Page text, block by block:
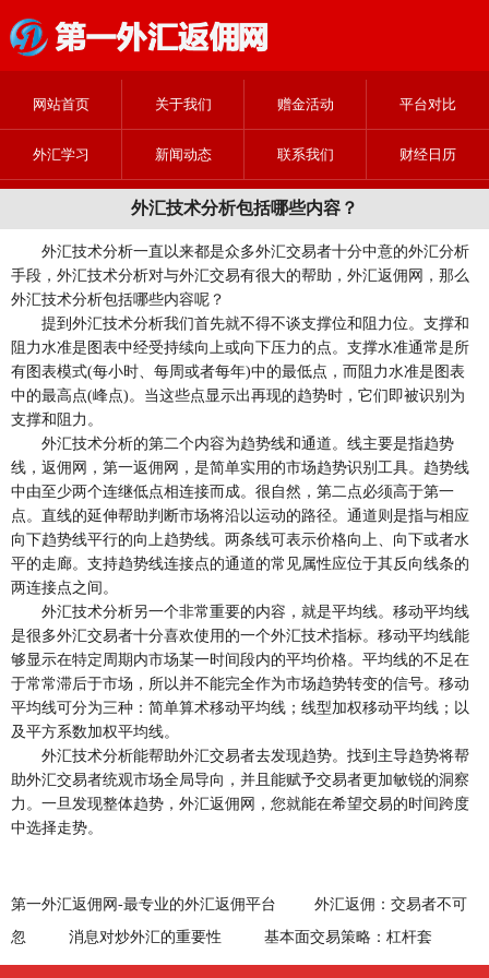
网站首页 关于我们 赠金活动 平台对比
外汇学习 新闻动态 联系我们 财经日历
外汇技术分析包括哪些内容？
外汇技术分析一直以来都是众多外汇交易者十分中意的外汇分析
手段，外汇技术分析对与外汇交易有很大的帮助，外汇返佣网，那么
外汇技术分析包括哪些内容呢？
提到外汇技术分析我们首先就不得不谈支撑位和阻力位。支撑和
阻力水准是图表中经受持续向上或向下压力的点。支撑水准通常是所
有图表模式(每小时、每周或者每年)中的最低点，而阻力水准是图表
中的最高点(峰点)。当这些点显示出再现的趋势时，它们即被识别为
支撑和阻力。
外汇技术分析的第二个内容为趋势线和通道。线主要是指趋势
线，返佣网，第一返佣网，是简单实用的市场趋势识别工具。趋势线
中由至少两个连继低点相连接而成。很自然，第二点必须高于第一
点。直线的延伸帮助判断市场将沿以运动的路径。通道则是指与相应
向下趋势线平行的向上趋势线。两条线可表示价格向上、向下或者水
平的走廊。支持趋势线连接点的通道的常见属性应位于其反向线条的
两连接点之间。
外汇技术分析另一个非常重要的内容，就是平均线。移动平均线
是很多外汇交易者十分喜欢使用的一个外汇技术指标。移动平均线能
够显示在特定周期内市场某一时间段内的平均价格。平均线的不足在
于常常滞后于市场，所以并不能完全作为市场趋势转变的信号。移动
平均线可分为三种：简单算术移动平均线；线型加权移动平均线；以
及平方系数加权平均线。
外汇技术分析能帮助外汇交易者去发现趋势。找到主导趋势将帮
助外汇交易者统观市场全局导向，并且能赋予交易者更加敏锐的洞察
力。一旦发现整体趋势，外汇返佣网，您就能在希望交易的时间跨度
中选择走势。
第一外汇返佣网-最专业的外汇返佣平台
外汇返佣：交易者不可
忽
消息对炒外汇的重要性 基本面交易策略：杠杆套